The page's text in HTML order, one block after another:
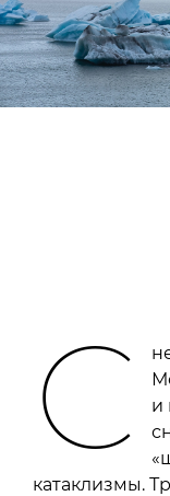
С
и
катаклизмы.